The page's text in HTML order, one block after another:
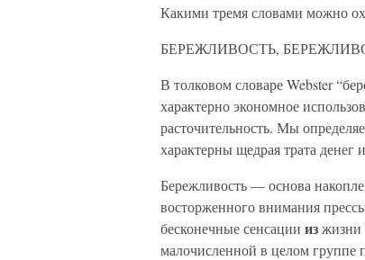
Какими тремя словами можно
БЕРЕЖЛИВОСТЬ,
В толковом словаре Webster
характерно экономное
расточительность. Мы
характерны щедрая трата денег
Бережливость — основа
восторженного внимания
бесконечные сенсации изжизни
малочисленной в целом группе